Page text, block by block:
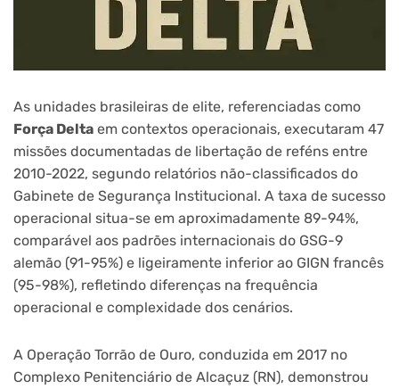
As unidades brasileiras de elite, referenciadas como
Força Delta em contextos operacionais, executaram 47
missões documentadas de libertação de reféns entre
2010-2022, segundo relatórios não-classificados do
Gabinete de Segurança Institucional. A taxa de sucesso
operacional situa-se em aproximadamente 89-94%,
comparável aos padrões internacionais do GSG-9
alemão (91-95%) e ligeiramente inferior ao GIGN francês
(95-98%), refletindo diferenças na frequência
operacional e complexidade dos cenários.
A Operação Torrão de Ouro, conduzida em 2017 no
Complexo Penitenciário de Alcaçuz (RN), demonstrou